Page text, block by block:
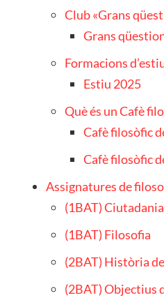
Club «Grans
Grans
Formacions
Estiu 2025
Què és un Cafè
Cafè filosòfic
Cafè filosòfic
Assignatures de
(1BAT)
(1BAT) Filosofia
(2BAT) Història
(2BAT) Objectius